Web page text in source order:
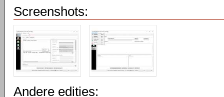
Screenshots:
Andere edities: